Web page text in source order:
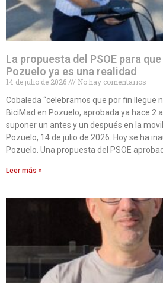
La propuesta del PSOE para
Pozuelo ya es una realidad
14 de julio de 2026
No hay comentarios
Cobaleda “celebramos que por fin llegue
BiciMad en Pozuelo, aprobada ya hace 2
suponer un antes y un después en la
Pozuelo, 14 de julio de 2026. Hoy se ha
Pozuelo. Una propuesta del PSOE
Leer más »